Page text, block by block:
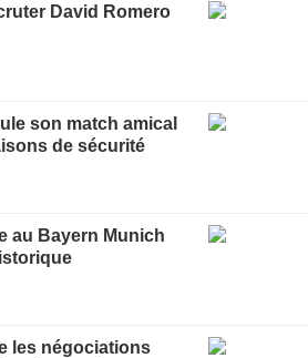
David Romero
son match amical
de sécurité
au Bayern Munich
les négociations